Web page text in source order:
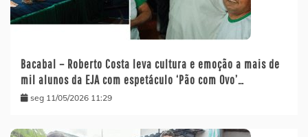
Bacabal – Roberto Costa leva cultura e emoção a mais de
mil alunos da EJA com espetáculo ‘Pão com Ovo’…
seg 11/05/2026 11:29